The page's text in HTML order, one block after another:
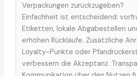
Verpackungen zurückzugeben?
Einfachheit ist entscheidend:
Etiketten, lokale Abgabestellen
erhöhen Rückläufe. Zusätzliche
Loyalty-Punkte oder
verbessern die Akzeptanz.